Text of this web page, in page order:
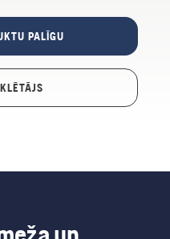
PALĪGU